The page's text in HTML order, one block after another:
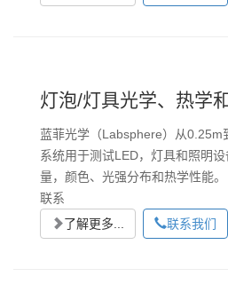
灯泡/灯具光学、热学
蓝菲光学（Labsphere）从0.25m
系统用于测试LED，灯具和照明
量，颜色、光强分布和热学性能
联系
了解更多...
联系我们